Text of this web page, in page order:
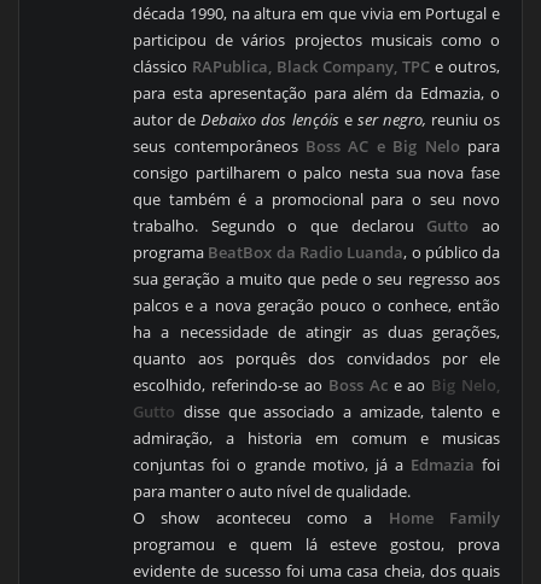
década 1990, na altura em que vivia em Portugal e
participou de vários projectos musicais como o
clássico RAPublica, Black Company, TPC e outros,
para esta apresentação para além da Edmazia, o
autor deDebaixo dos lençóise ser negro, reuniu os
seus contemporâneos Boss AC e Big Nelo para
consigo partilharem o palco nesta sua nova fase
que também é a promocional para o seu novo
trabalho. Segundo o que declarou Gutto ao
programa BeatBox da Radio Luanda, o público da
sua geração a muito que pede o seu regresso aos
palcos e a nova geração pouco o conhece, então
ha a necessidade de atingir as duas gerações,
quanto aos porquês dos convidados por ele
escolhido, referindo-se ao Boss Ac e ao Big Nelo,
Gutto disse que associado a amizade, talento e
admiração, a historia em comum e musicas
conjuntas foi o grande motivo, já a Edmazia foi
para manter o auto nível de qualidade.
O show aconteceu como a Home Family
programou e quem lá esteve gostou, prova
evidente de sucesso foi uma casa cheia, dos quais